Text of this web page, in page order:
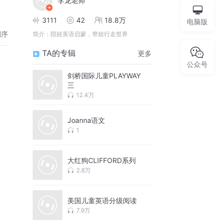
3111 42 18.8万
简介： 陪娃英语启蒙，带娃行走世界
TA的专辑 更多
剑桥国际儿童PLAYWAY
三
12.4万
Joanna语文
1
大红狗CLIFFORD系列
2.8万
美国儿童英语分级阅读
7.9万
电脑版
公众号